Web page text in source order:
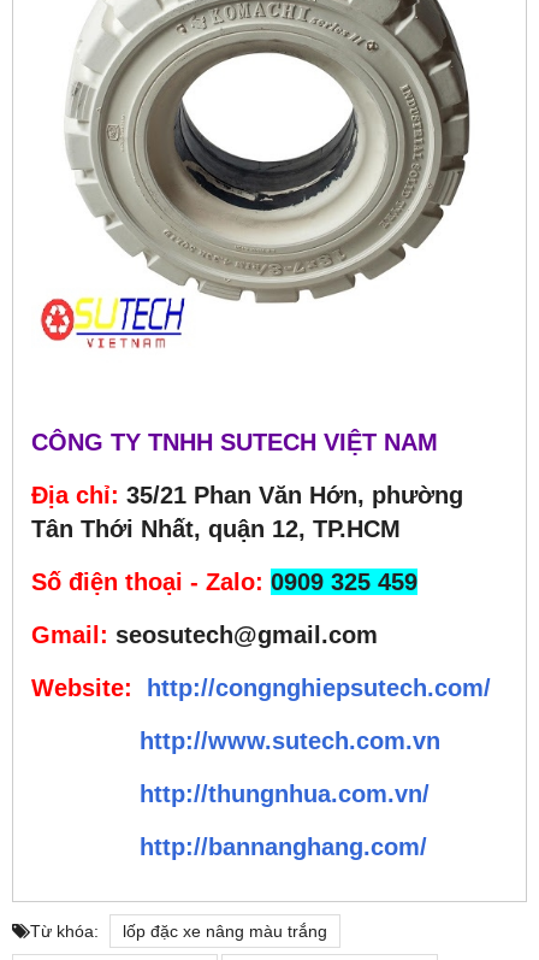
CÔNG TY TNHH SUTECH VIỆT NAM
Địa chỉ: 35/21 Phan Văn Hớn, phường
Tân Thới Nhất, quận 12, TP.HCM
Số điện thoại - Zalo: 0909 325 459
Gmail: seosutech@gmail.com
Website:
http://congnghiepsutech.com/
http://www.sutech.com.vn
http://thungnhua.com.vn/
http://bannanghang.com/
Từ khóa: lốp đặc xe nâng màu trắng